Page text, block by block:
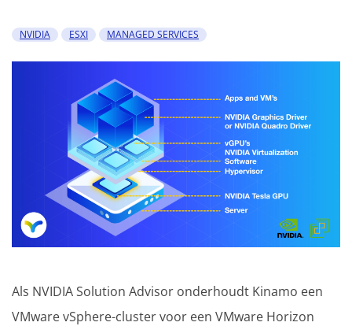
NVIDIA ESXI MANAGED SERVICES
Als NVIDIA Solution Advisor onderhoudt Kinamo een
VMware vSphere-cluster voor een VMware Horizon